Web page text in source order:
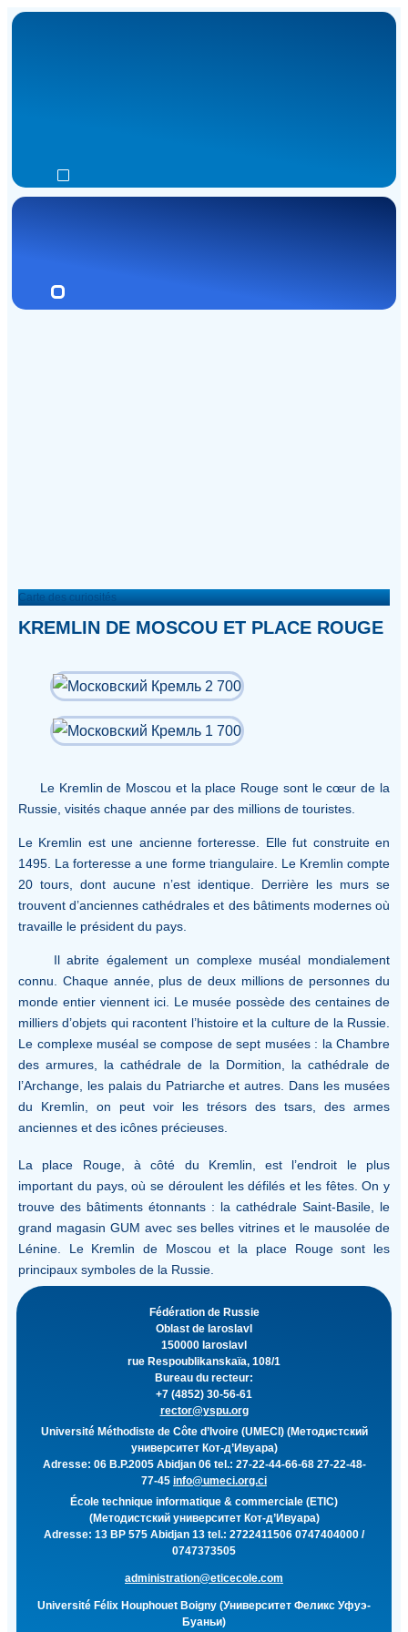
Carte des curiosités
KREMLIN DE MOSCOU ET PLACE ROUGE
Le Kremlin de Moscou et la place Rouge sont le cœur de la
Russie, visités chaque année par des millions de touristes.
Le Kremlin est une ancienne forteresse. Elle fut construite en
1495. La forteresse a une forme triangulaire. Le Kremlin compte
20 tours, dont aucune n’est identique. Derrière les murs se
trouvent d’anciennes cathédrales et des bâtiments modernes où
travaille le président du pays.
Il abrite également un complexe muséal mondialement
connu. Chaque année, plus de deux millions de personnes du
monde entier viennent ici. Le musée possède des centaines de
milliers d’objets qui racontent l’histoire et la culture de la Russie.
Le complexe muséal se compose de sept musées : la Chambre
des armures, la cathédrale de la Dormition, la cathédrale de
l’Archange, les palais du Patriarche et autres. Dans les musées
du Kremlin, on peut voir les trésors des tsars, des armes
anciennes et des icônes précieuses.
La place Rouge, à côté du Kremlin, est l’endroit le plus
important du pays, où se déroulent les défilés et les fêtes. On y
trouve des bâtiments étonnants : la cathédrale Saint-Basile, le
grand magasin GUM avec ses belles vitrines et le mausolée de
Lénine. Le Kremlin de Moscou et la place Rouge sont les
principaux symboles de la Russie.
Fédération de Russie
Oblast de Iaroslavl
150000 Iaroslavl
rue Respoublikanskaïa, 108/1
Bureau du recteur:
+7 (4852) 30-56-61
rector@yspu.org
Université Méthodiste de Côte d’Ivoire (UMECI) (Методистский
университет Кот-д’Ивуара)
Adresse: 06 B.P.2005 Abidjan 06 tel.: 27-22-44-66-68 27-22-48-
77-45 info@umeci.org.ci
École technique informatique & commerciale (ETIC)
(Методистский университет Кот-д’Ивуара)
Adresse: 13 BP 575 Abidjan 13 tel.: 2722411506 0747404000 /
0747373505
administration@eticecole.com
Université Félix Houphouet Boigny (Университет Феликс Уфуэ-
Буаньи)